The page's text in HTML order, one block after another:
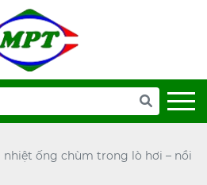
ống chùm trong lò hơi – nồi